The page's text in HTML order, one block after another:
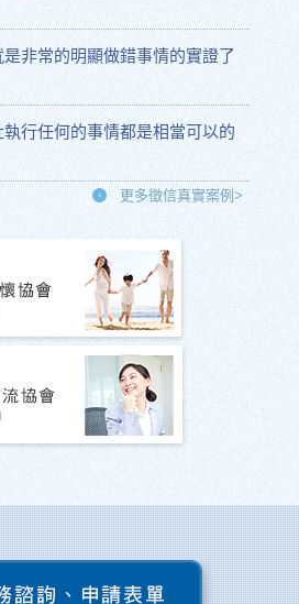
非常的明顯做錯事情的實證了
行任何的事情都是相當可以的
更多徵信真實案例>